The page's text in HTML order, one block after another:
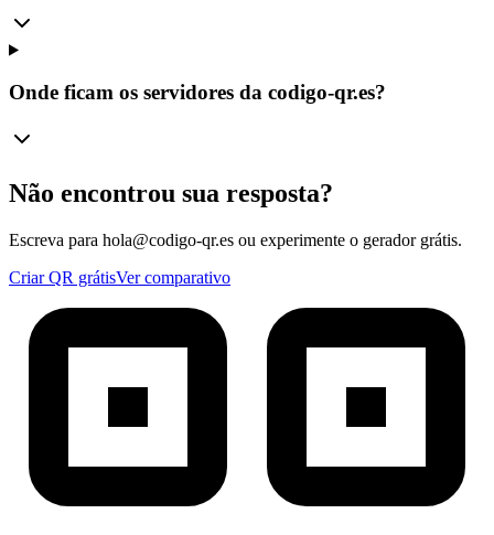
Onde ficam os servidores da codigo-qr.es?
Não encontrou sua resposta?
Escreva para hola@codigo-qr.es ou experimente o gerador grátis.
Criar QR grátisVer comparativo